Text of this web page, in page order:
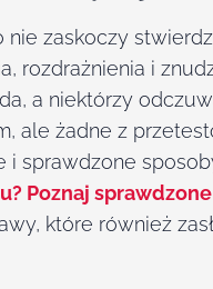
zaskoczy
rozdrażnienia i
a niektórzy
ale żadne z
i sprawdzone
Poznaj
które również